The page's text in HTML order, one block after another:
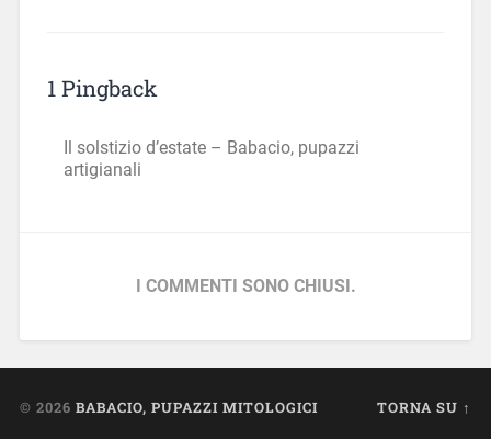
1 Pingback
Il solstizio d’estate – Babacio, pupazzi
artigianali
I COMMENTI SONO CHIUSI.
© 2026 BABACIO, PUPAZZI MITOLOGICI TORNA SU ↑